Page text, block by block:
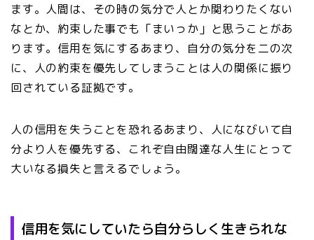
ます。人間は、その時の気分で人とか関わりたくない
なとか、約束した事でも「まいっか」と思うことがあ
ります。信用を気にするあまり、自分の気分を二の次
に、人の約束を優先してしまうことは人の関係に振り
回されている証拠です。
人の信用を失うことを恐れるあまり、人になびいて自
分より人を優先する、これぞ自由闊達な人生にとって
大いなる損失と言えるでしょう。
信用を気にしていたら自分らしく生きられな